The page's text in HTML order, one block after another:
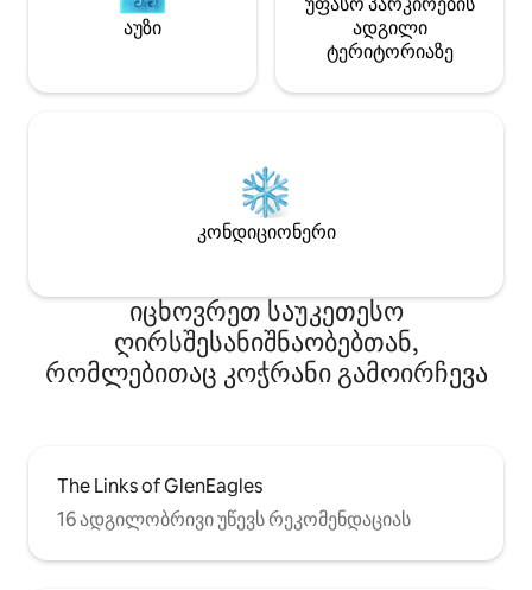
აუზი
ადგილი
ტერიტორიაზე
კონდიციონერი
იცხოვრეთ საუკეთესო
ღირსშესანიშნაობებთან,
რომლებითაც კოჭრანი გამოირჩევა
The Links of GlenEagles
16 ადგილობრივი უწევს რეკომენდაციას